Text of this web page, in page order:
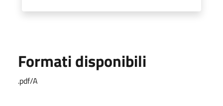
Formati disponibili
.pdf/A